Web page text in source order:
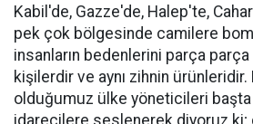
Kabil'de, Gazze'de, Halep'te,
pek çok bölgesinde camilere
insanların bedenlerini parça parça
kişilerdir ve aynı zihnin
olduğumuz ülke yöneticileri
idarecilere seslenerek diyoruz ki;